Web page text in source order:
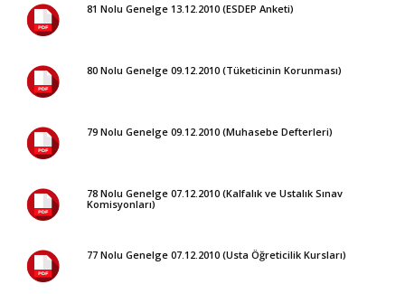
81 Nolu Genelge 13.12.2010 (ESDEP Anketi)
80 Nolu Genelge 09.12.2010 (Tüketicinin Korunması)
79 Nolu Genelge 09.12.2010 (Muhasebe Defterleri)
78 Nolu Genelge 07.12.2010 (Kalfalık ve Ustalık Sınav
Komisyonları)
77 Nolu Genelge 07.12.2010 (Usta Öğreticilik Kursları)